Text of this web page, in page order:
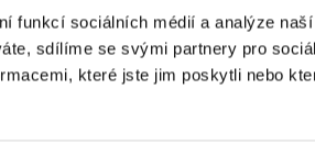
funkcí sociálních médií a analýze
sdílíme se svými partnery pro
které jste jim poskytli nebo